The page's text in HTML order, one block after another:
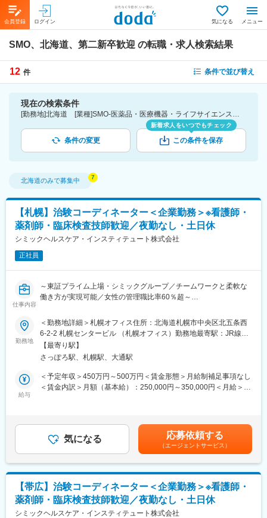
会員登録 ログイン 気になる メニュー
SMO、北海道、第二新卒歓迎 の転職・求人検索結果
12 件 条件で並び替え
現在の検索条件
[勤務地]北海道 [業種]SMO-医薬品・医療機器・ライフサイエンス・医療系サービス [詳細条件](募集・採用情報)第二新卒歓迎
条件の変更
新着求人をいつでもチェック
この条件を保存
北海道のみで募集中
【札幌】治験コーディネーター＜企業勤務＞※看護師・
薬剤師・臨床検査技師歓迎／夜勤なし・土日休
シミックヘルスケア・インスティテュート株式会社
正社員
仕事内容
～東証プライム上場・シミックグループ／チームワークと柔軟な
働き方が実現可能／女性の管理職比率60％超～
や私たちのQOLを向上させるべく、新しい治療法を開発する必要
があります。今回はそのための治験を実施する際の患者さんおよ
び医療機関のサポートを担う治験コーディネーター（通称CRC）
を募集しています。
・治験被験者である患者さんへの内容説明補助、ケア／相談
・治験担当医師の補助
・検査／投薬スケジュール調整、治験データの管理 など
奮闘する医師やスタッフなど携わる相手が多いです。現在治療法
がなく苦しんでいる患者さんに対して薬を届けられたり、最前線
で治療にあたる医師やスタッフのサポートを行え、治験が無事に
など未経験で転職してくる方も多いです。そのため教育体制が充
実しています。入社は原則偶数月と決まっており、同期入社者と
ともに2週間弱本社にて集合研修を行います。会社のことや業務を
遂行する上で必要な法令から実務まで座学中心でロープレを交え
勤務地
＜勤務地詳細＞札幌オフィス住所：北海道札幌市中央区北五条西
6-2-2 札幌センタービル （札幌オフィス）勤務地最寄駅：JR線／
札幌駅受動喫煙対策：屋内全面禁煙変更の範囲：会社の定める事
業所
【最寄り駅】
さっぽろ駅、札幌駅、大通駅
給与
＜予定年収＞450万円～500万円＜賃金形態＞月給制補足事項なし
＜賃金内訳＞月額（基本給）：250,000円～350,000円＜月給＞
賞与2回（昨年度実績：4.4ヶ月）賃金はあくまでも目安の金額で
あり、選考を通じて上下する可能性があります。月給(月額)は固定
手当を含めた表記です。
気になる 応募依頼する
（エージェントサービス）
【帯広】治験コーディネーター＜企業勤務＞※看護師・
薬剤師・臨床検査技師歓迎／夜勤なし・土日休
シミックヘルスケア・インスティテュート株式会社